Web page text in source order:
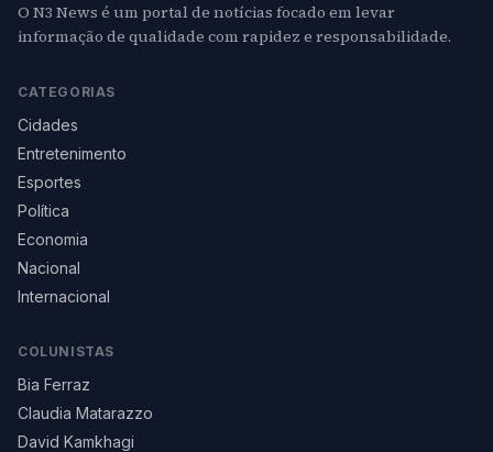
O N3 News é um portal de notícias focado em levar
informação de qualidade com rapidez e responsabilidade.
CATEGORIAS
Cidades
Entretenimento
Esportes
Política
Economia
Nacional
Internacional
COLUNISTAS
Bia Ferraz
Claudia Matarazzo
David Kamkhagi